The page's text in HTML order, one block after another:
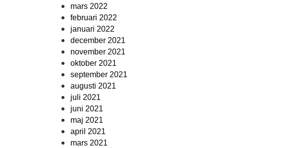
mars 2022
februari 2022
januari 2022
december 2021
november 2021
oktober 2021
september 2021
augusti 2021
juli 2021
juni 2021
maj 2021
april 2021
mars 2021